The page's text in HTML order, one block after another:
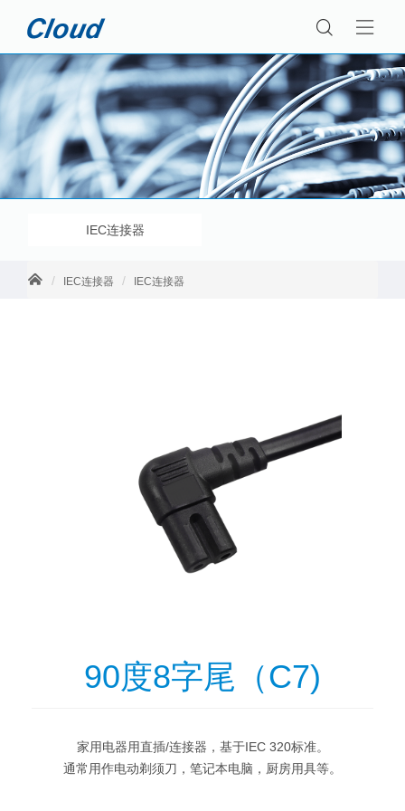
IEC连接器
IEC连接器 IEC连接器
90度8字尾（C7)
家用电器用直插/连接器，基于IEC 320标准。
通常用作电动剃须刀，笔记本电脑，厨房用具等。